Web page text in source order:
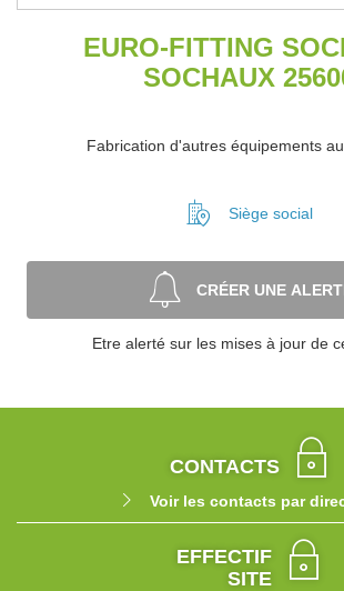
EURO-FITTING
SOCHAUX
Fabrication d'autres équipements
Siège social
CRÉER UNE
Etre alerté sur les mises à jour de
CONTACTS
Voir les contacts par
EFFECTIF
SITE